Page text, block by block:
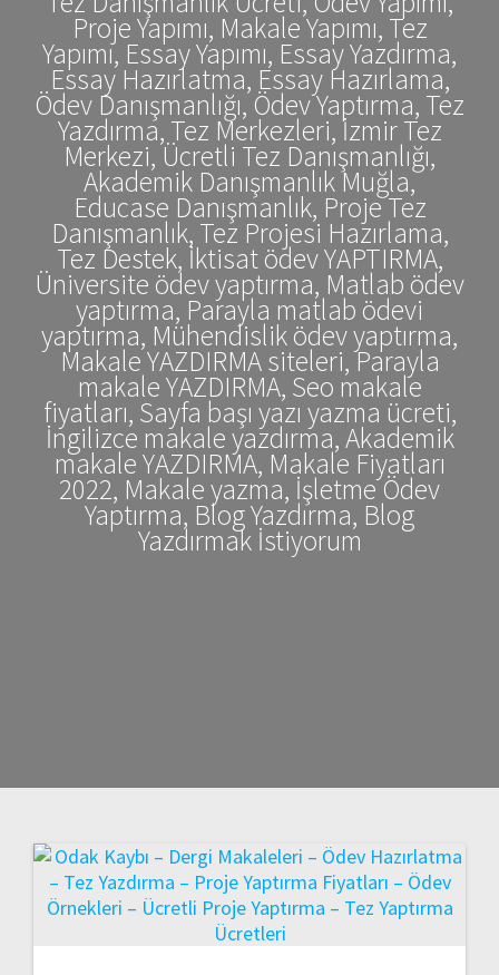
Proje Yapımı, Makale Yapımı, Tez
Yapımı, Essay Yapımı, Essay Yazdırma,
Essay Hazırlatma, Essay Hazırlama,
Ödev Danışmanlığı, Ödev Yaptırma, Tez
Yazdırma, Tez Merkezleri, İzmir Tez
Merkezi, Ücretli Tez Danışmanlığı,
Akademik Danışmanlık Muğla,
Educase Danışmanlık, Proje Tez
Danışmanlık, Tez Projesi Hazırlama,
Tez Destek, İktisat ödev YAPTIRMA,
Üniversite ödev yaptırma, Matlab ödev
yaptırma, Parayla matlab ödevi
yaptırma, Mühendislik ödev yaptırma,
Makale YAZDIRMA siteleri, Parayla
makale YAZDIRMA, Seo makale
fiyatları, Sayfa başı yazı yazma ücreti,
İngilizce makale yazdırma, Akademik
makale YAZDIRMA, Makale Fiyatları
2022, Makale yazma, İşletme Ödev
Yaptırma, Blog Yazdırma, Blog
Yazdırmak İstiyorum